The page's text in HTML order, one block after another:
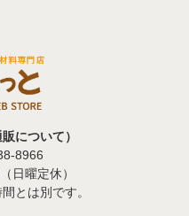
について）
8966
日曜定休）
とは別です。